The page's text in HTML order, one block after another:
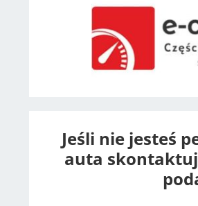
Jeśli nie jesteś
auta